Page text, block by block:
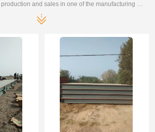
Development, design, production and sales in one of the manufacturing enterprises